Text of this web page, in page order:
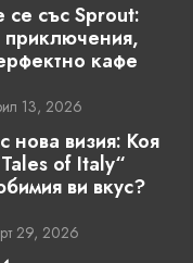
се със Sprout:
приключения,
кафе
13, 2026
нова визия: Коя
of Italy“
ви вкус?
29, 2026